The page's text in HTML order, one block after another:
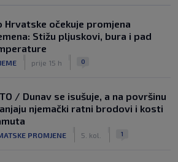
Hrvatske očekuje promjena
Stižu pljuskovi, bura i pad
prije 15 h 0
/ Dunav se isušuje, a na površinu
njemački ratni brodovi i kosti
PROMJENE 5. kol. 1